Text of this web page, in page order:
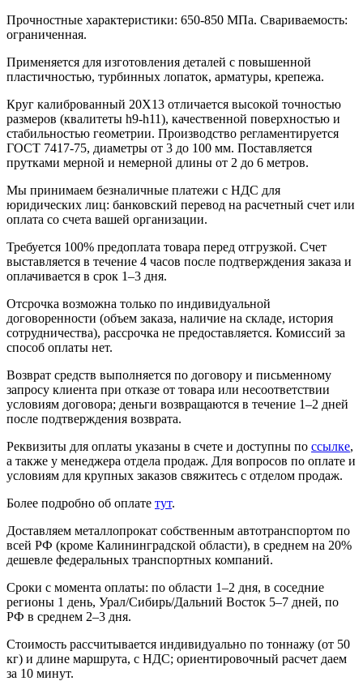
Прочностные характеристики: 650-850 МПа. Свариваемость:
ограниченная.
Применяется для изготовления деталей с повышенной
пластичностью, турбинных лопаток, арматуры, крепежа.
Круг калиброванный 20Х13 отличается высокой точностью
размеров (квалитеты h9-h11), качественной поверхностью и
стабильностью геометрии. Производство регламентируется
ГОСТ 7417-75, диаметры от 3 до 100 мм. Поставляется
прутками мерной и немерной длины от 2 до 6 метров.
Мы принимаем безналичные платежи с НДС для
юридических лиц: банковский перевод на расчетный счет или
оплата со счета вашей организации.
Требуется 100% предоплата товара перед отгрузкой. Счет
выставляется в течение 4 часов после подтверждения заказа и
оплачивается в срок 1–3 дня.
Отсрочка возможна только по индивидуальной
договоренности (объем заказа, наличие на складе, история
сотрудничества), рассрочка не предоставляется. Комиссий за
способ оплаты нет.
Возврат средств выполняется по договору и письменному
запросу клиента при отказе от товара или несоответствии
условиям договора; деньги возвращаются в течение 1–2 дней
после подтверждения возврата.
Реквизиты для оплаты указаны в счете и доступны по ссылке,
а также у менеджера отдела продаж. Для вопросов по оплате и
условиям для крупных заказов свяжитесь с отделом продаж.
Более подробно об оплате тут.
Доставляем металлопрокат собственным автотранспортом по
всей РФ (кроме Калининградской области), в среднем на 20%
дешевле федеральных транспортных компаний.
Сроки с момента оплаты: по области 1–2 дня, в соседние
регионы 1 день, Урал/Сибирь/Дальний Восток 5–7 дней, по
РФ в среднем 2–3 дня.
Стоимость рассчитывается индивидуально по тоннажу (от 50
кг) и длине маршрута, с НДС; ориентировочный расчет даем
за 10 минут.